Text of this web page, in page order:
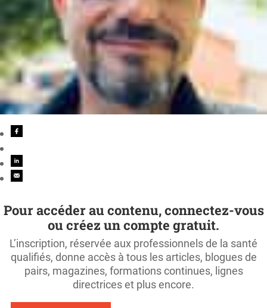
Pour accéder au contenu, connectez-vous
ou créez un compte gratuit.
L’inscription, réservée aux professionnels de la santé
qualifiés, donne accès à tous les articles, blogues de
pairs, magazines, formations continues, lignes
directrices et plus encore.